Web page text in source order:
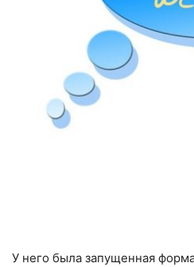
У него была запущенная